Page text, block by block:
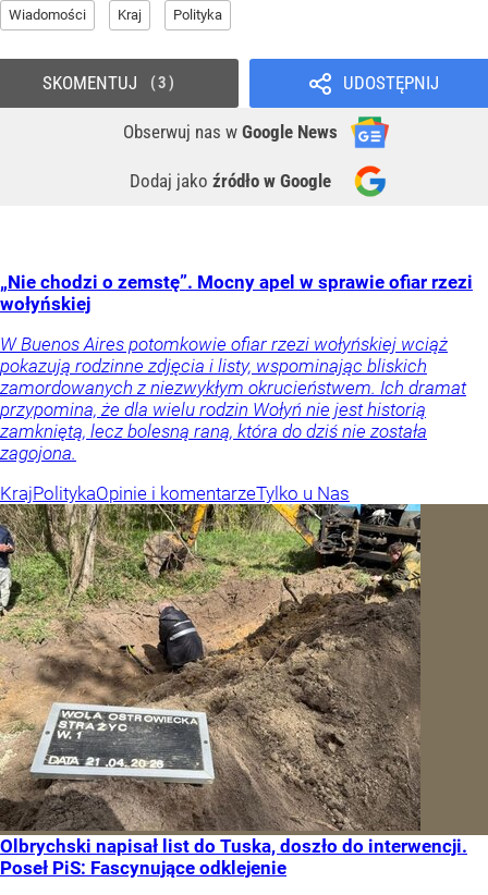
Wiadomości Kraj Polityka
UDOSTĘPNIJ
Obserwuj nas w Google News
Dodaj jako źródło w Google
SKOMENTUJ 3
„Nie chodzi o zemstę”. Mocny apel w sprawie ofiar rzezi
wołyńskiej
W Buenos Aires potomkowie ofiar rzezi wołyńskiej wciąż
pokazują rodzinne zdjęcia i listy, wspominając bliskich
zamordowanych z niezwykłym okrucieństwem. Ich dramat
przypomina, że dla wielu rodzin Wołyń nie jest historią
zamkniętą, lecz bolesną raną, która do dziś nie została
zagojona.
KrajPolitykaOpinie i komentarzeTylko u Nas
Olbrychski napisał list do Tuska, doszło do interwencji.
Poseł PiS: Fascynujące odklejenie